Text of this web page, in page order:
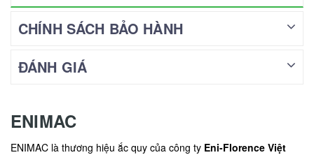
CHÍNH SÁCH BẢO HÀNH
ĐÁNH GIÁ
ENIMAC
ENIMAC là thương hiệu ắc quy của công ty Eni-Florence Việt